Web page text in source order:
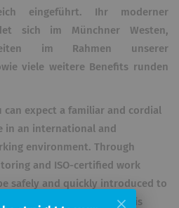
eingeführt. Ihr moderner
sich im Münchner Westen,
im Rahmen unserer
viele weitere Benefits runden
can expect a familiar and cordial
in an international and
environment. Through
and ISO-certified work
safely and quickly introduced to
Your modern workplace is